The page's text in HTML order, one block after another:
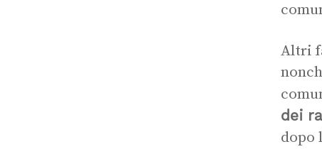
Altri
dei
dopo